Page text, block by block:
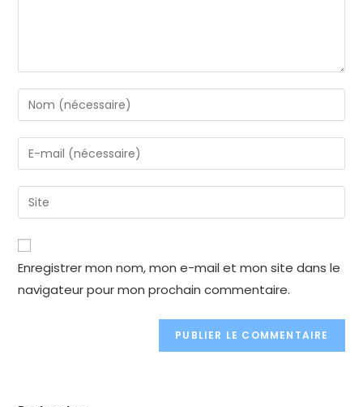
Enter
your
name
or
to
comment
Enter
your
email
address
comment
Enter
your
website
URL
(optional)
Enregistrer mon nom, mon e-mail et mon site dans le
navigateur pour mon prochain commentaire.